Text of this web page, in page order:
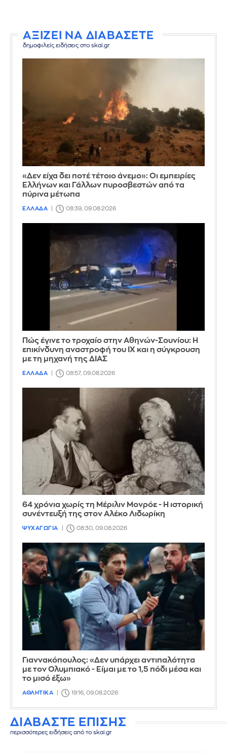
ΑΞΙΖΕΙ ΝΑ ΔΙΑΒΑΣΕΤΕ
δημοφιλείς ειδήσεις στο skai.gr
«Δεν είχα δει ποτέ τέτοιο άνεμο»: Οι εμπειρίες
Ελλήνων και Γάλλων πυροσβεστών από τα
πύρινα μέτωπα
ΕΛΛΑΔΑ 08:39, 09.08.2026
Πώς έγινε το τροχαίο στην Αθηνών-Σουνίου: Η
επικίνδυνη αναστροφή του ΙΧ και η σύγκρουση
με τη μηχανή της ΔΙΑΣ
ΕΛΛΑΔΑ 08:57, 09.08.2026
64 χρόνια χωρίς τη Μέριλιν Μονρόε - Η ιστορική
συνέντευξή της στον Αλέκο Λιδωρίκη
ΨΥΧΑΓΩΓΙΑ 08:30, 09.08.2026
Γιαννακόπουλος: «Δεν υπάρχει αντιπαλότητα
με τον Ολυμπιακό - Είμαι με το 1,5 πόδι μέσα και
το μισό έξω»
ΑΘΛΗΤΙΚΑ 19:16, 09.08.2026
ΔΙΑΒΑΣΤΕ ΕΠΙΣΗΣ
περισσότερες ειδήσεις από το skai.gr